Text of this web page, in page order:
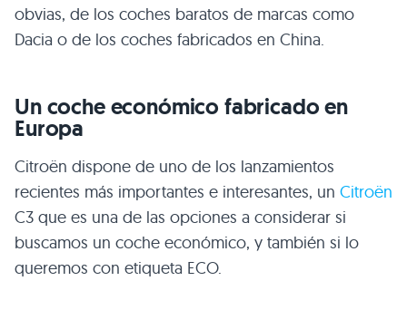
obvias, de los coches baratos de marcas como
Dacia o de los coches fabricados en China.
Un coche económico fabricado en
Europa
Citroën dispone de uno de los lanzamientos
recientes más importantes e interesantes, un Citroën
C3 que es una de las opciones a considerar si
buscamos un coche económico, y también si lo
queremos con etiqueta ECO.